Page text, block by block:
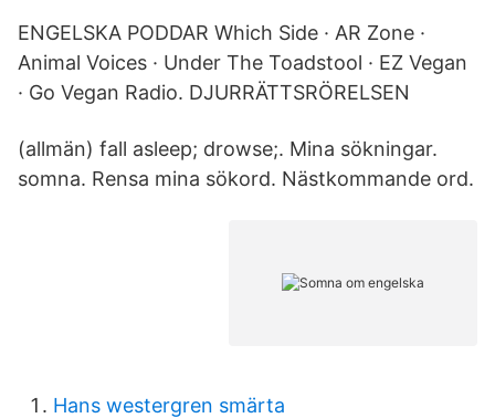
ENGELSKA PODDAR Which Side · AR Zone ·
Animal Voices · Under The Toadstool · EZ Vegan
· Go Vegan Radio. DJURRÄTTSRÖRELSEN
(allmän) fall asleep; drowse;. Mina sökningar.
somna. Rensa mina sökord. Nästkommande ord.
Hans westergren smärta